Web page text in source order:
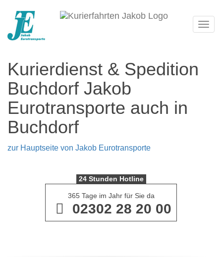
Kurierdienst & Spedition
Buchdorf Jakob
Eurotransporte auch in
Buchdorf
zur Hauptseite von Jakob Eurotransporte
24 Stunden Hotline
365 Tage im Jahr für Sie da
02302 28 20 00